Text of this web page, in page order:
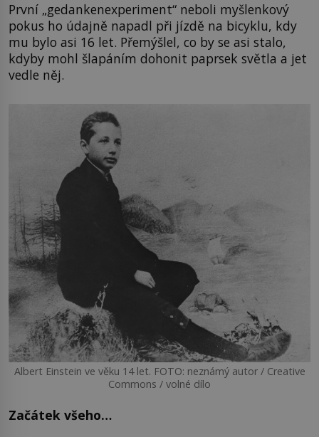
První „gedankenexperiment“ neboli myšlenkový
pokus ho údajně napadl při jízdě na bicyklu, kdy
mu bylo asi 16 let. Přemýšlel, co by se asi stalo,
kdyby mohl šlapáním dohonit paprsek světla a jet
vedle něj.
Albert Einstein ve věku 14 let. FOTO: neznámý autor / Creative
Commons / volné dílo
Začátek všeho…